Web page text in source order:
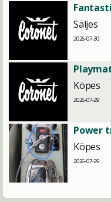
Säljes
2026-07-30
Köpes
2026-07-29
Power
Köpes
2026-07-29